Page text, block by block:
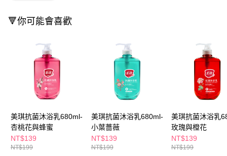
※ 請注意：結帳手續完成當下不需立刻繳費，但若您需要取消訂單，請聯絡
購買商品的店家。未經商家同意取消之訂單仍視為有效，需透過AFTEE先享
※ 交易是否成功請以「AFTEE先享後付 」之結帳頁面顯示為準，若有關於
是否繳費成功／繳費後需取消欲退款等相關疑問，請聯繫「AFTEE先享後付
客戶支援中心」https://netprotections.freshdesk.com/support/home
【注意事項】
１．透過由恩沛科技股份有限公司提供之「AFTEE先享後付」服務完成之交
易，需依本服務之必要範圍內提供個人資料，並將交易相關給付款項請求債
２．關於個人資料處理事宜，請瀏覽以下網址：
https://aftee.tw/terms/#terms3
３．未成年的使用者請事先徵得法定代理人或監護人之同意方可使用
「AFTEE先享後付」，若未經同意申辦者引起之損失，本公司不負相關責
任。
每筆NT$65，滿NT$490(含以上)免運費
付款後萊爾富取貨
每筆NT$65，滿NT$490(含以上)免運費
7-11取貨付款
每筆NT$65，滿NT$490(含以上)免運費
每筆NT$65，滿NT$490(含以上)免運費
宅配(本島)
🔻你可能會喜歡
美琪抗菌沐浴乳680ml-
杏桃花與蜂蜜
NT$139
NT$199
美琪抗菌沐浴乳680ml-
小葉薔薇
NT$139
NT$199
美琪抗菌沐浴乳
玫瑰與橙花
NT$139
NT$199